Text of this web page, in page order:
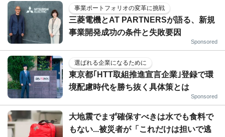
事業ポートフォリオの変革に挑戦
三菱電機とAT PARTNERSが語る、新規
事業開発成功の条件と失敗要因
Sponsored
選ばれる企業になるために
東京都｢HTT取組推進宣言企業｣登録で環
境配慮時代を勝ち抜く具体策とは
Sponsored
大地震でまず確保すべきは水でも食料で
もない...被災者が「これだけは担いで逃